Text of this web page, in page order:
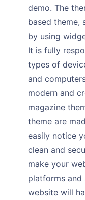
demo. The
based theme,
by using
It is fully
types of
and
modern and
magazine
theme are
easily notice
clean and
make your
platforms and
website will